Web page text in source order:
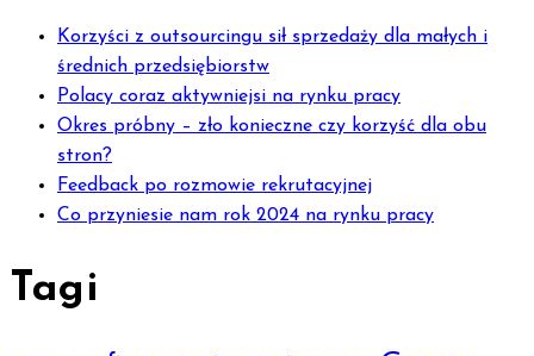
Korzyści z outsourcingu sił sprzedaży dla małych i
średnich przedsiębiorstw
Polacy coraz aktywniejsi na rynku pracy
Okres próbny – zło konieczne czy korzyść dla obu
stron?
Feedback po rozmowie rekrutacyjnej
Co przyniesie nam rok 2024 na rynku pracy
Tagi